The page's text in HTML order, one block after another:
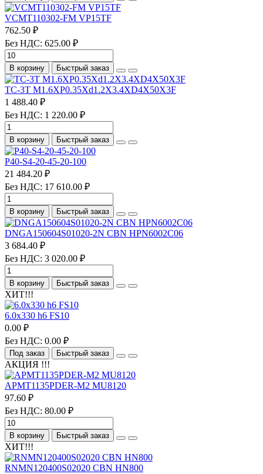
VCMT110302-FM VP15TF
762.50 ₽
Без НДС: 625.00 ₽
В корзину Быстрый заказ
TC-3T M1.6XP0.35Xd1.2X3.4XD4X50X3F
1 488.40 ₽
Без НДС: 1 220.00 ₽
В корзину Быстрый заказ
P40-S4-20-45-20-100
21 484.20 ₽
Без НДС: 17 610.00 ₽
В корзину Быстрый заказ
DNGA150604S01020-2N CBN HPN6002C06
3 684.40 ₽
Без НДС: 3 020.00 ₽
В корзину Быстрый заказ
ХИТ!!!
6.0х330 h6 FS10
0.00 ₽
Без НДС: 0.00 ₽
Под заказ Быстрый заказ
АКЦИЯ !!!
APMT1135PDER-M2 MU8120
97.60 ₽
Без НДС: 80.00 ₽
В корзину Быстрый заказ
ХИТ!!!
RNMN120400S02020 CBN HN800